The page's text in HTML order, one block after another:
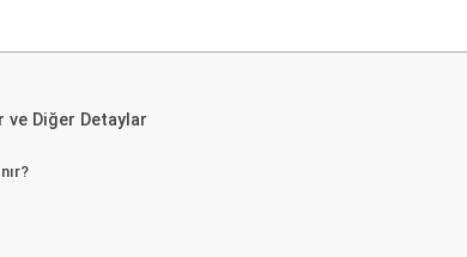
ve Diğer Detaylar